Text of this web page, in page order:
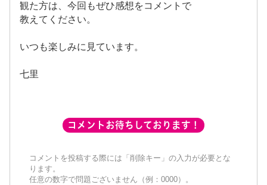
観た方は、今回もぜひ感想をコメントで
教えてください。
いつも楽しみに見ています。
七里
コメントお待ちしております！
コメントを投稿する際には「削除キー」の入力が必要とな
ります。
任意の数字で問題ございません（例：0000）。